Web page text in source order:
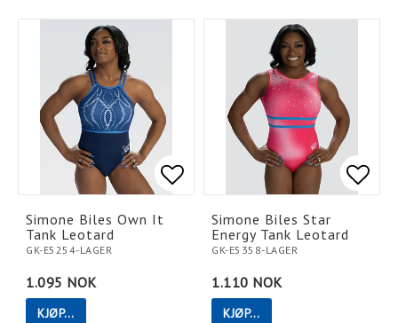
Add to list of favorites
Add to list of favorites
Simone Biles Own It
Tank Leotard
GK-E5254-LAGER
1.095 NOK
KJØP…
Simone Biles Star
Energy Tank Leotard
GK-E5358-LAGER
1.110 NOK
KJØP…